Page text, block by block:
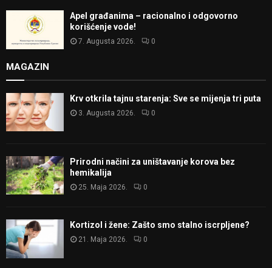
Apel građanima – racionalno i odgovorno
korišćenje vode!
7. Augusta 2026. 0
MAGAZIN
Krv otkrila tajnu starenja: Sve se mijenja tri puta
3. Augusta 2026. 0
Prirodni načini za uništavanje korova bez
hemikalija
25. Maja 2026. 0
Kortizol i žene: Zašto smo stalno iscrpljene?
21. Maja 2026. 0